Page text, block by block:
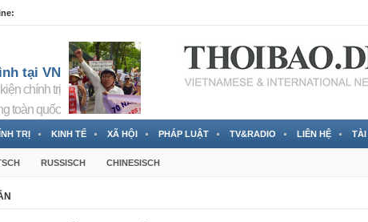
tại VN
chính trị
toàn quốc
TRỊ KINH TẾ XÃ HỘI PHÁP LUẬT TV&RADIO LIÊN HỆ TÀI
RUSSISCH CHINESISCH